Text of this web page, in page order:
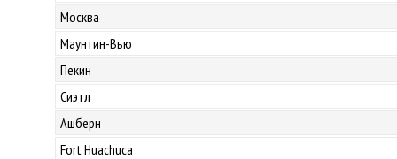
Москва
Маунтин-Вью
Пекин
Сиэтл
Ашберн
Fort Huachuca